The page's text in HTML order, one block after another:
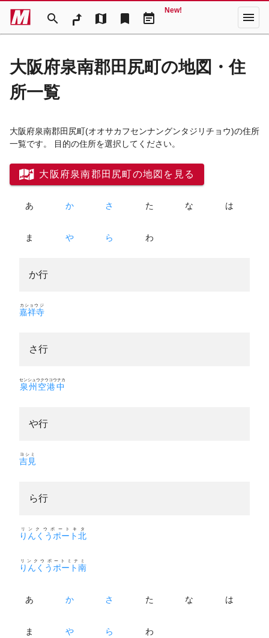
search map bookmark event_note
New! menu
大阪府泉南郡田尻町の地図・住
所一覧
大阪府泉南郡田尻町(オオサカフセンナングンタジリチョウ)の住所
一覧です。 目的の住所を選択してください。
大阪府泉南郡田尻町の地図を見る
あ か さ た な は
ま や ら わ
か行
嘉祥寺
カショウジ
さ行
泉州空港中
センシュウクウコウナカ
や行
吉見
ヨシミ
ら行
りんくうポート北
リンクウポートキタ
りんくうポート南
リンクウポートミナミ
あ か さ た な は
ま や ら わ